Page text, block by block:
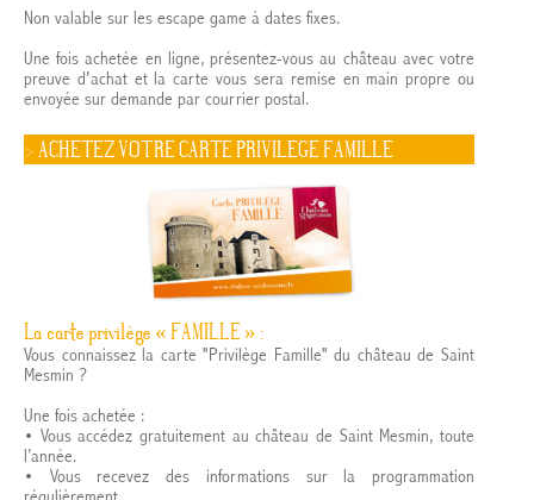
Non valable sur les escape game à dates fixes.
Une fois achetée en ligne, présentez-vous au château avec votre
preuve d'achat et la carte vous sera remise en main propre ou
envoyée sur demande par courrier postal.
> ACHETEZ VOTRE CARTE PRIVILEGE FAMILLE
La carte privilège « FAMILLE » :
Vous connaissez la carte "Privilège Famille" du château de Saint
Mesmin ?
Une fois achetée :
• Vous accédez gratuitement au château de Saint Mesmin, toute
l’année.
• Vous recevez des informations sur la programmation